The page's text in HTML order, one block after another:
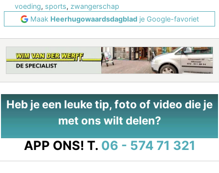
voeding, sports, zwangerschap
Maak Heerhugowaardsdagbladje Google-favoriet
Heb je een leuke tip, foto of video die je
met ons wilt delen?
APP ONS! T. 06 - 574 71 321